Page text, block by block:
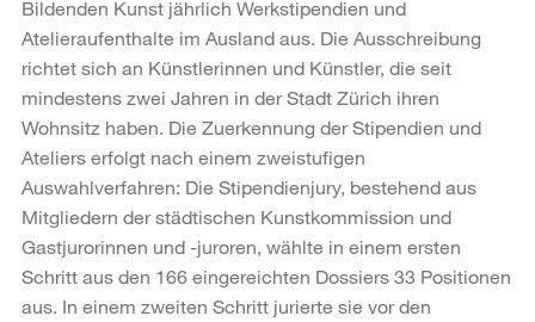
Bildenden Kunst jährlich Werkstipendien und
Atelieraufenthalte im Ausland aus. Die Ausschreibung
richtet sich an Künstlerinnen und Künstler, die seit
mindestens zwei Jahren in der Stadt Zürich ihren
Wohnsitz haben. Die Zuerkennung der Stipendien und
Ateliers erfolgt nach einem zweistufigen
Auswahlverfahren: Die Stipendienjury, bestehend aus
Mitgliedern der städtischen Kunstkommission und
Gastjurorinnen und -juroren, wählte in einem ersten
Schritt aus den 166 eingereichten Dossiers 33 Positionen
aus. In einem zweiten Schritt jurierte sie vor den